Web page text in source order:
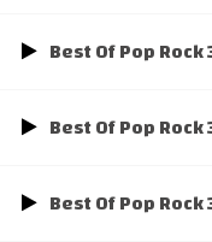
Best Of Pop Rock
Best Of Pop Rock
Best Of Pop Rock